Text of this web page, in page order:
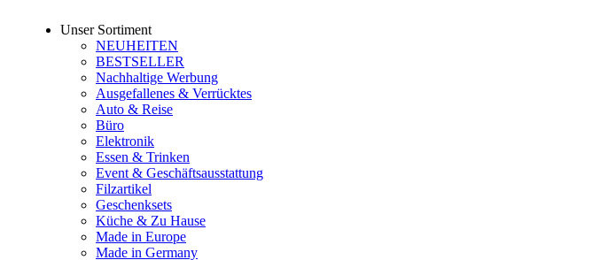
Unser Sortiment
NEUHEITEN
BESTSELLER
Nachhaltige Werbung
Ausgefallenes & Verrücktes
Auto & Reise
Büro
Elektronik
Essen & Trinken
Event & Geschäftsausstattung
Filzartikel
Geschenksets
Küche & Zu Hause
Made in Europe
Made in Germany